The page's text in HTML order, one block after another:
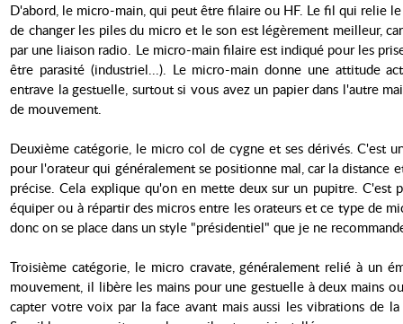
D'abord, le micro-main, qui peut être filaire ou HF. Le fil qui relie
de changer les piles du micro et le son est légèrement meilleur,
par une liaison radio. Le micro-main filaire est indiqué pour les
être parasité (industriel...). Le micro-main donne une attitude
entrave la gestuelle, surtout si vous avez un papier dans l'autre
de mouvement.
Deuxième catégorie, le micro col de cygne et ses dérivés. C'est
pour l'orateur qui généralement se positionne mal, car la
précise. Cela explique qu'on en mette deux sur un pupitre. C'est
équiper ou à répartir des micros entre les orateurs et ce type de
donc on se place dans un style "présidentiel" que je ne
Troisième catégorie, le micro cravate, généralement relié à un
mouvement, il libère les mains pour une gestuelle à deux mains
capter votre voix par la face avant mais aussi les vibrations de